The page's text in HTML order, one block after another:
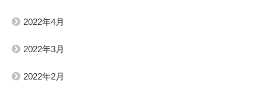
2022年4月
2022年3月
2022年2月